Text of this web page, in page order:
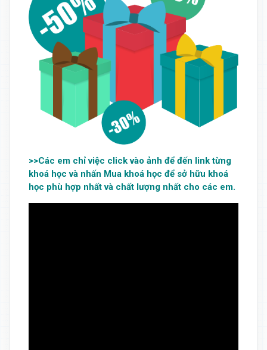
>>Các em chỉ việc click vào ảnh để đến link từng
khoá học và nhấn Mua khoá học để sở hữu khoá
học phù hợp nhất và chất lượng nhất cho các em.